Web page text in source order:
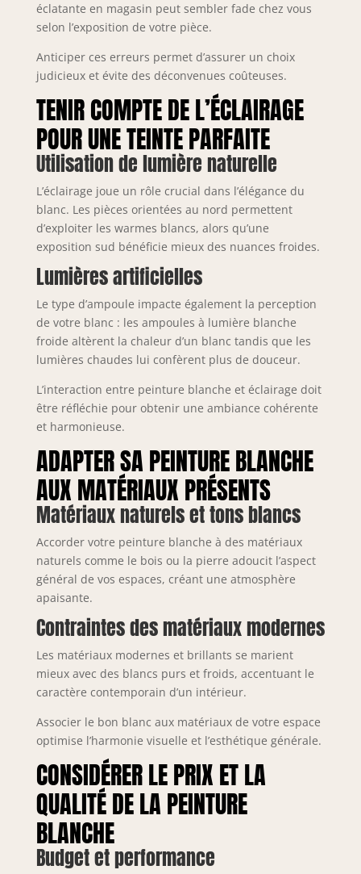
éclatante en magasin peut sembler fade chez vous
selon l’exposition de votre pièce.
Anticiper ces erreurs permet d’assurer un choix
judicieux et évite des déconvenues coûteuses.
TENIR COMPTE DE L’ÉCLAIRAGE
POUR UNE TEINTE PARFAITE
Utilisation de lumière naturelle
L’éclairage joue un rôle crucial dans l’élégance du
blanc. Les pièces orientées au nord permettent
d’exploiter les warmes blancs, alors qu’une
exposition sud bénéficie mieux des nuances froides.
Lumières artificielles
Le type d’ampoule impacte également la perception
de votre blanc : les ampoules à lumière blanche
froide altèrent la chaleur d’un blanc tandis que les
lumières chaudes lui confèrent plus de douceur.
L’interaction entre peinture blanche et éclairage doit
être réfléchie pour obtenir une ambiance cohérente
et harmonieuse.
ADAPTER SA PEINTURE BLANCHE
AUX MATÉRIAUX PRÉSENTS
Matériaux naturels et tons blancs
Accorder votre peinture blanche à des matériaux
naturels comme le bois ou la pierre adoucit l’aspect
général de vos espaces, créant une atmosphère
apaisante.
Contraintes des matériaux modernes
Les matériaux modernes et brillants se marient
mieux avec des blancs purs et froids, accentuant le
caractère contemporain d’un intérieur.
Associer le bon blanc aux matériaux de votre espace
optimise l’harmonie visuelle et l’esthétique générale.
CONSIDÉRER LE PRIX ET LA
QUALITÉ DE LA PEINTURE
BLANCHE
Budget et performance